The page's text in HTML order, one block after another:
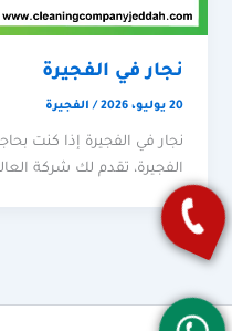
نجار في الفجيرة
20 يوليو، 2026 / الفجيرة
نجار في الفجيرة إذا كنت
الفجيرة، تقدم لك شركة